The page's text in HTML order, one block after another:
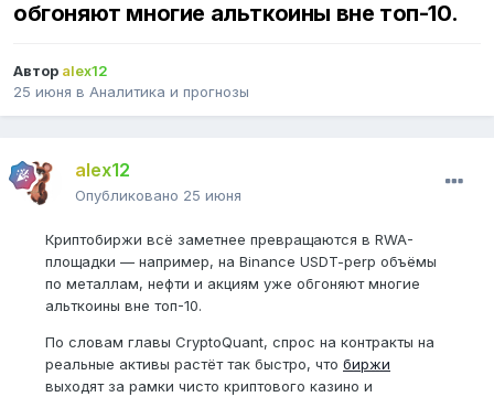
обгоняют многие альткоины вне топ-10.
Автор alex12
25 июня в Аналитика и прогнозы
alex12
Опубликовано 25 июня
Криптобиржи всё заметнее превращаются в RWA-
площадки — например, на Binance USDT-perp объёмы
по металлам, нефти и акциям уже обгоняют многие
альткоины вне топ-10.
По словам главы CryptoQuant, спрос на контракты на
реальные активы растёт так быстро, что биржи
выходят за рамки чисто криптового казино и